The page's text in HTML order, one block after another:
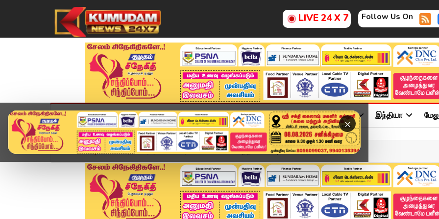
LIVE 24 X 7 Follow Us On
×
முகப்பு விளையாட்டு அண்மை தமிழ்நாடு சினிமா அரசியல் விளையாட்டு இந்தியா
Home வீடியோ ஸ்டோரி ஏப்ரலில் மெட்ரோ பயணிகளின் மொத்த பயணம் | Metro U...